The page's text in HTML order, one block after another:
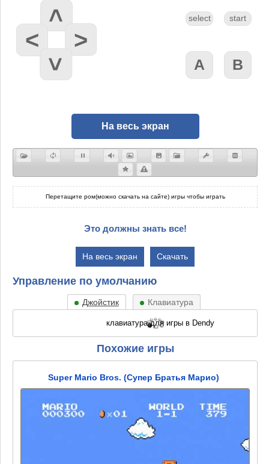
На весь экран
Перетащите ром(можно скачать на сайте) игры чтобы играть
Это должны знать все!
На весь экран Скачать
Управление по умолчанию
Джойстик Клавиатура
Похожие игры
Super Mario Bros. (Супер Братья Марио)